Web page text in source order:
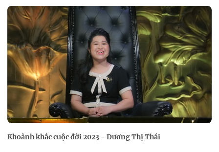
Khoảnh khắc cuộc đời 2023 - Dương Thị Thái